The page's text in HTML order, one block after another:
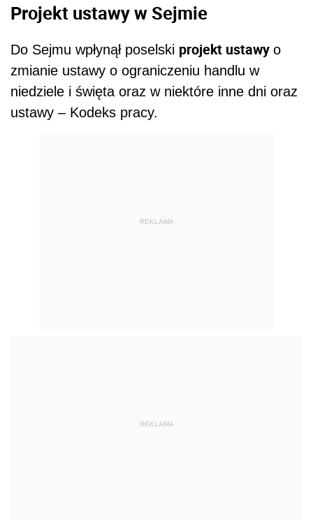
Projekt ustawy w Sejmie
Do Sejmu wpłynął poselski projekt ustawy o
zmianie ustawy o ograniczeniu handlu w
niedziele i święta oraz w niektóre inne dni oraz
ustawy – Kodeks pracy.
REKLAMA
REKLAMA